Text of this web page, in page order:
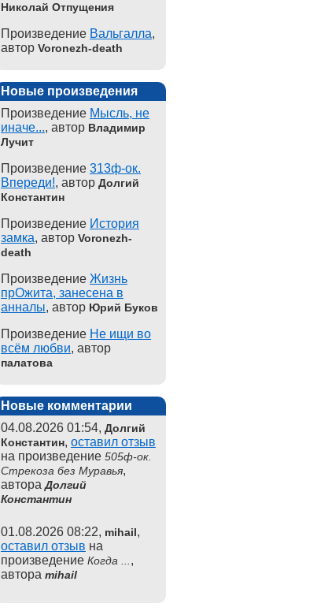
Николай Отпущения
Произведение Вальгалла,
автор Voronezh-death
Новые произведения
Произведение Мысль, не
иначе..., автор Владимир
Лучит
Произведение 313ф-ок.
Впереди!, автор Долгий
Константин
Произведение История
замка, автор Voronezh-
death
Произведение Жизнь
прОжита, занесена в
анналы, автор Юрий Буков
Произведение Не ищи во
всём любви, автор
палатова
Новые комментарии
04.08.2026 01:54, Долгий
Константин, оставил отзыв
на произведение 505ф-ок.
Стрекоза без Муравья,
автораДолгий
Константин
01.08.2026 08:22, mihail,
оставил отзыв на
произведение Когда ... ,
автора mihail